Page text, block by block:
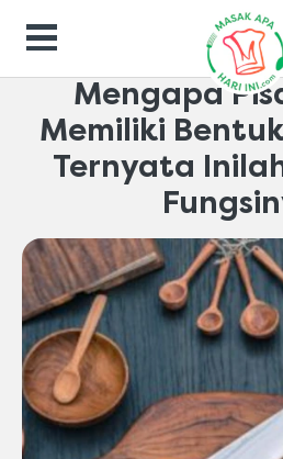
Inspirasi-dapur
Mengapa
Memiliki
Ternyata